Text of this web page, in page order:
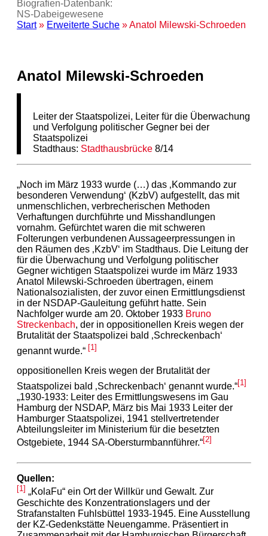
Biografien-Datenbank:
NS‑Dabeigewesene
Start» Erweiterte Suche » Anatol Milewski-Schroeden
Anatol Milewski-Schroeden
Leiter der Staatspolizei, Leiter für die Überwachung
und Verfolgung politischer Gegner bei der
Staatspolizei
Stadthaus: Stadthausbrücke 8/14
„Noch im März 1933 wurde (…) das ‚Kommando zur
besonderen Verwendung‘ (KzbV) aufgestellt, das mit
unmenschlichen, verbrecherischen Methoden
Verhaftungen durchführte und Misshandlungen
vornahm. Gefürchtet waren die mit schweren
Folterungen verbundenen Aussageerpressungen in
den Räumen des ‚KzbV‘ im Stadthaus. Die Leitung der
für die Überwachung und Verfolgung politischer
Gegner wichtigen Staatspolizei wurde im März 1933
Anatol Milewski-Schroeden übertragen, einem
Nationalsozialisten, der zuvor einen Ermittlungsdienst
in der NSDAP-Gauleitung geführt hatte. Sein
Nachfolger wurde am 20. Oktober 1933 Bruno
Streckenbach, der in oppositionellen Kreis wegen der
Brutalität der Staatspolizei bald ‚Schreckenbach‘
genannt wurde.“ [1]
oppositionellen Kreis wegen der Brutalität der
Staatspolizei bald ‚Schreckenbach‘ genannt wurde.“[1]
„1930-1933: Leiter des Ermittlungswesens im Gau
Hamburg der NSDAP, März bis Mai 1933 Leiter der
Hamburger Staatspolizei, 1941 stellvertretender
Abteilungsleiter im Ministerium für die besetzten
Ostgebiete, 1944 SA-Obersturmbannführer.“[2]
Quellen:
[1] „KolaFu“ ein Ort der Willkür und Gewalt. Zur
Geschichte des Konzentrationslagers und der
Strafanstalten Fuhlsbüttel 1933-1945. Eine Ausstellung
der KZ-Gedenkstätte Neuengamme. Präsentiert in